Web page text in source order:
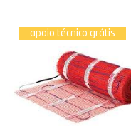
apoio técnico grátis